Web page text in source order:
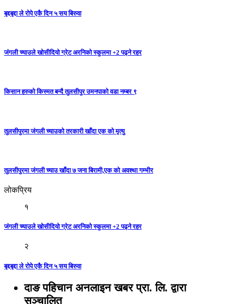
बृद्दबृद्दा ले रोपे एकै दिन ५ सय बिरुवा
जंगली च्याउले खोसीदियो ग्रेट अरनिको स्कुलमा +2 पढ्ने रहर
किसान हरुको किस्मत बन्दै तुलसीपुर उमनपाको वडा नम्बर ९
तुलसीपुरमा जंगली च्याउको तरकारी खाँदा एक को मृत्यु
तुलसीपुरमा जंगली च्याउ खाँदा ७ जना बिरामी,एक को अवश्था गम्भीर
लोकप्रिय
१
जंगली च्याउले खोसीदियो ग्रेट अरनिको स्कुलमा +2 पढ्ने रहर
२
बृद्दबृद्दा ले रोपे एकै दिन ५ सय बिरुवा
दाङ पहिचान अनलाइन खबर प्रा. लि. द्वारा
सञ्चालित